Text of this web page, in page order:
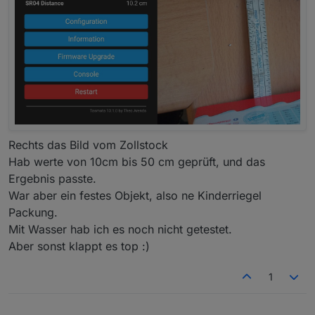
Rechts das Bild vom Zollstock
Hab werte von 10cm bis 50 cm geprüft, und das
Ergebnis passte.
War aber ein festes Objekt, also ne Kinderriegel
Packung.
Mit Wasser hab ich es noch nicht getestet.
Aber sonst klappt es top :)
1